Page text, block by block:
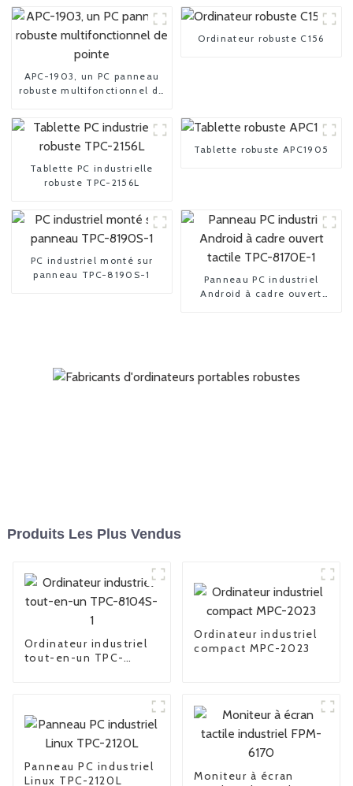
APC-1903, un PC panneau
robuste multifonctionnel de
Ordinateur robuste C156
Tablette PC industrielle
robuste TPC-2156L
Tablette robuste APC1905
PC industriel monté sur
panneau TPC-8190S-1
Panneau PC industriel
Android à cadre ouvert
Produits Les Plus Vendus
Ordinateur industriel
tout-en-un TPC-
Ordinateur industriel
compact MPC-2023
Panneau PC industriel
Linux TPC-2120L
Moniteur à écran